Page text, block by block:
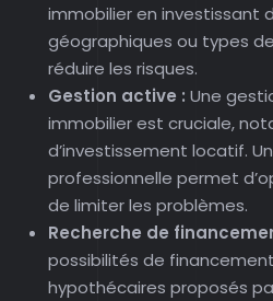
immobilier en investissant
géographiques ou types
réduire les risques.
Gestion active : Une
immobilier est cruciale,
d’investissement locatif.
professionnelle permet
de limiter les problèmes.
Recherche de
possibilités de
hypothécaires proposés